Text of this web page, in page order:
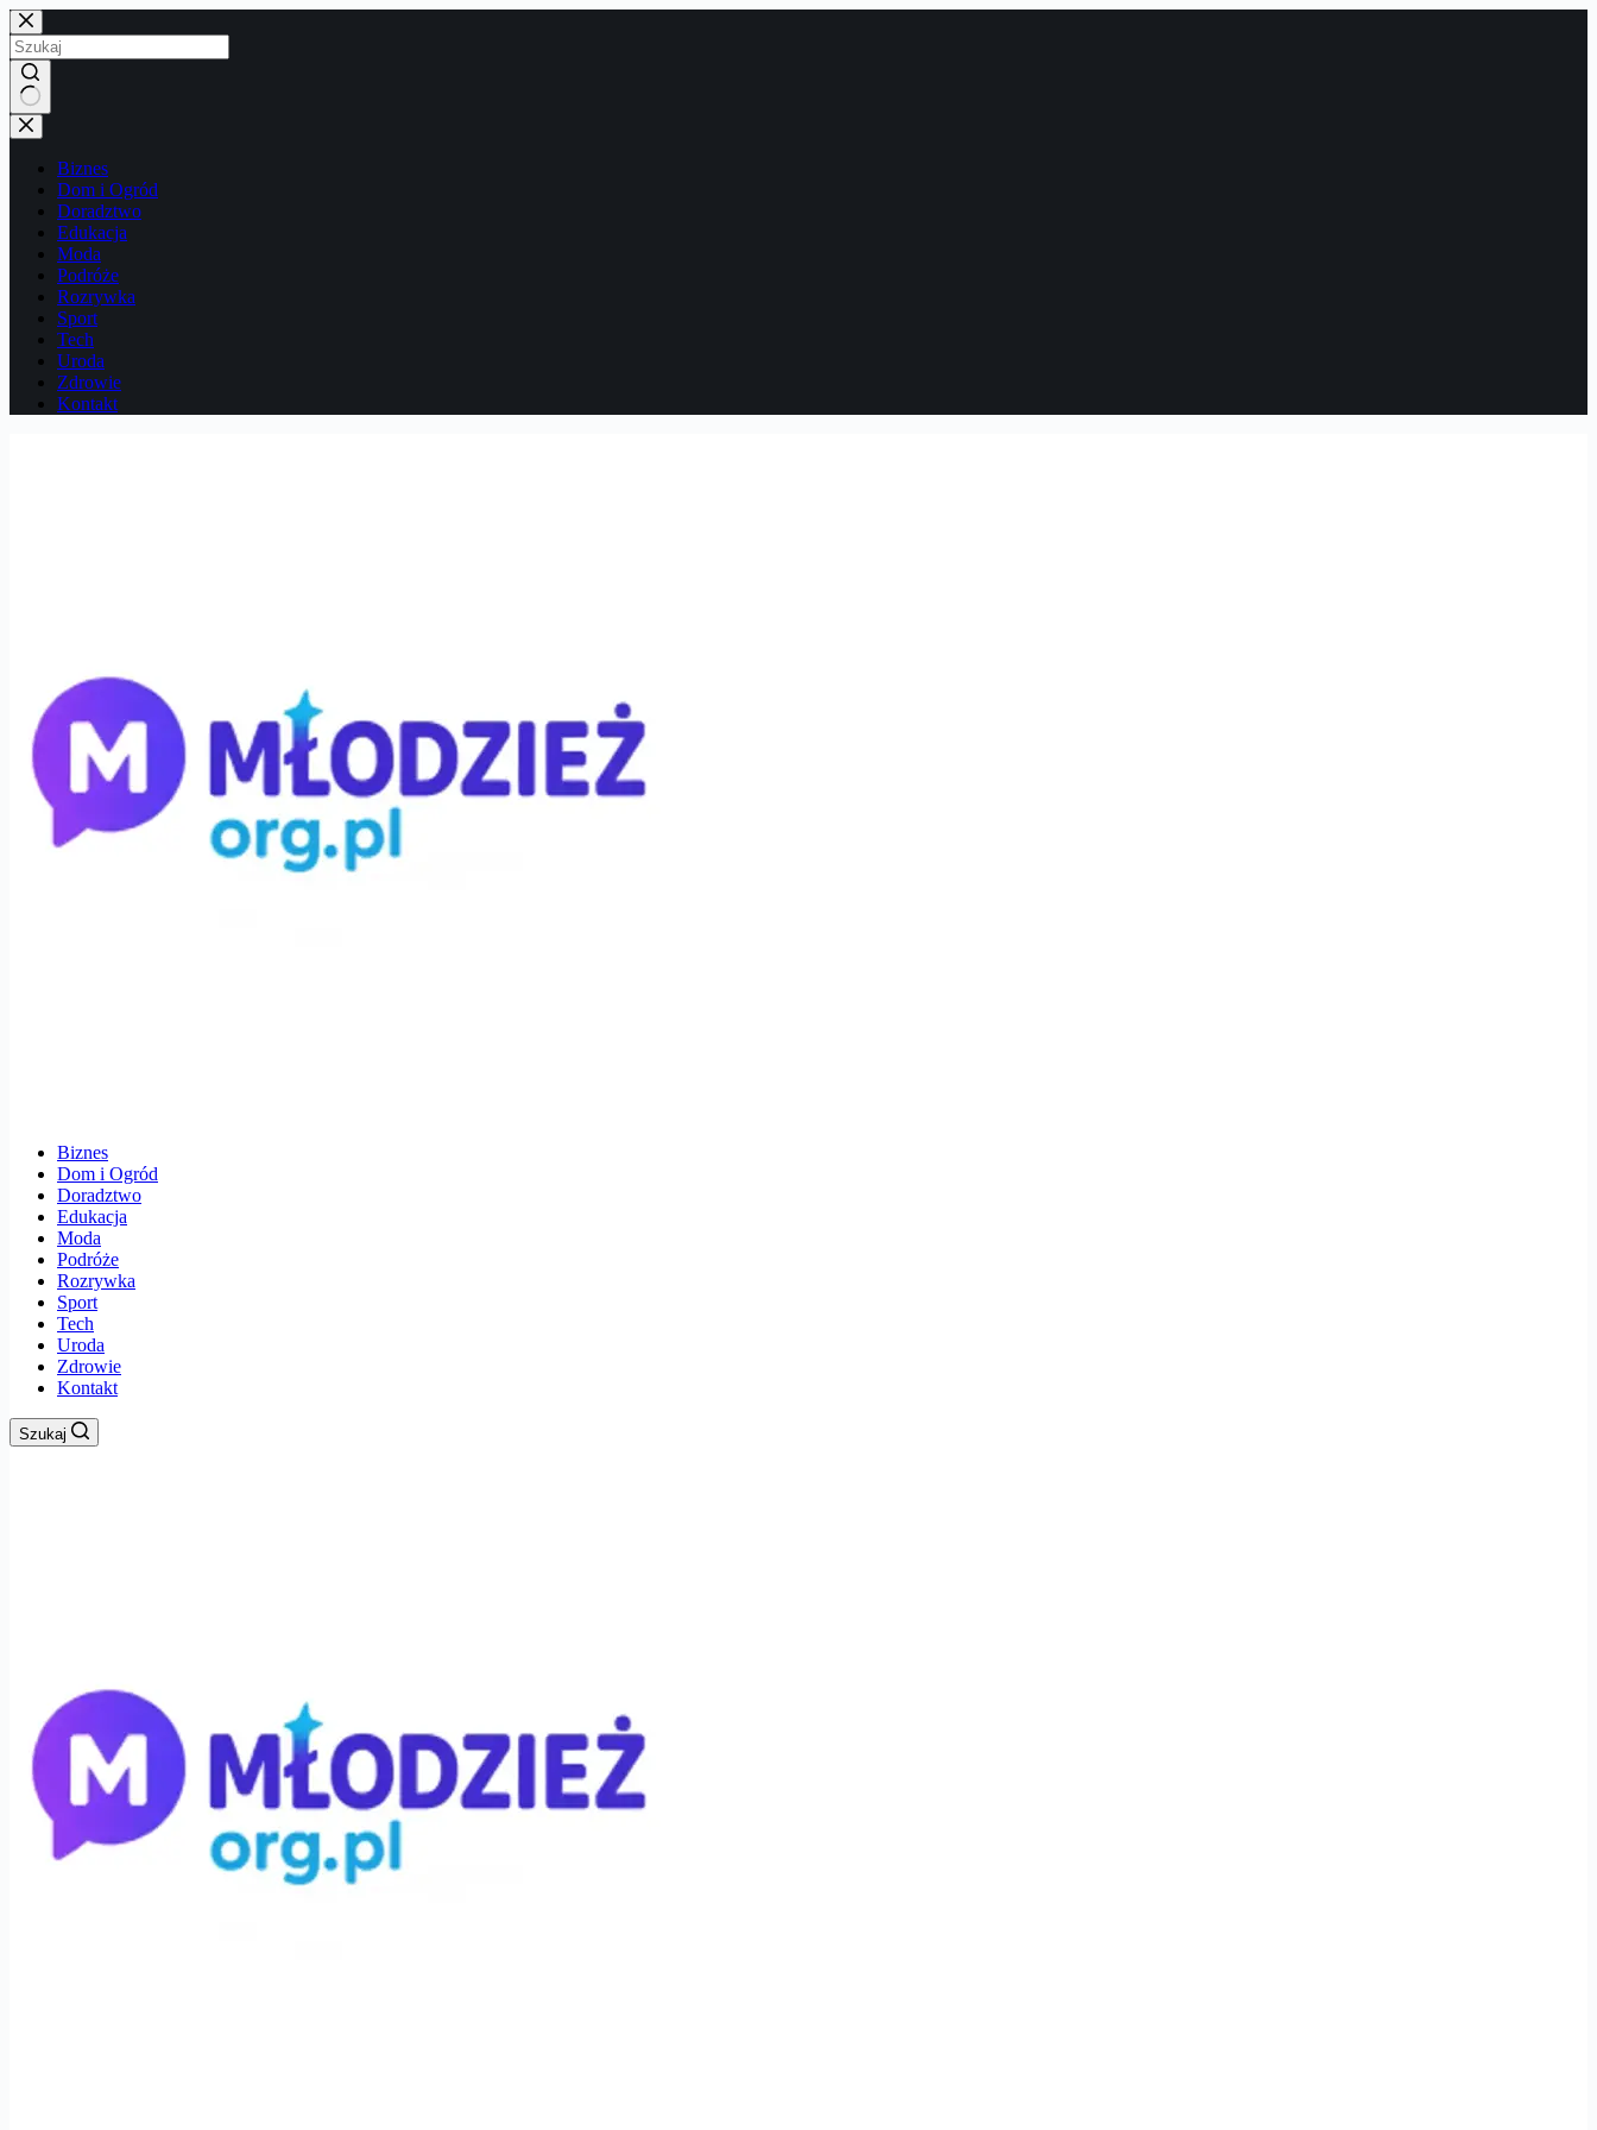
Przejdź
do
treści
Brak
wyników
Biznes
Dom i Ogród
Doradztwo
Edukacja
Moda
Podróże
Rozrywka
Sport
Tech
Uroda
Zdrowie
Kontakt
Biznes
Dom i Ogród
Doradztwo
Edukacja
Moda
Podróże
Rozrywka
Sport
Tech
Uroda
Zdrowie
Kontakt
Szukaj